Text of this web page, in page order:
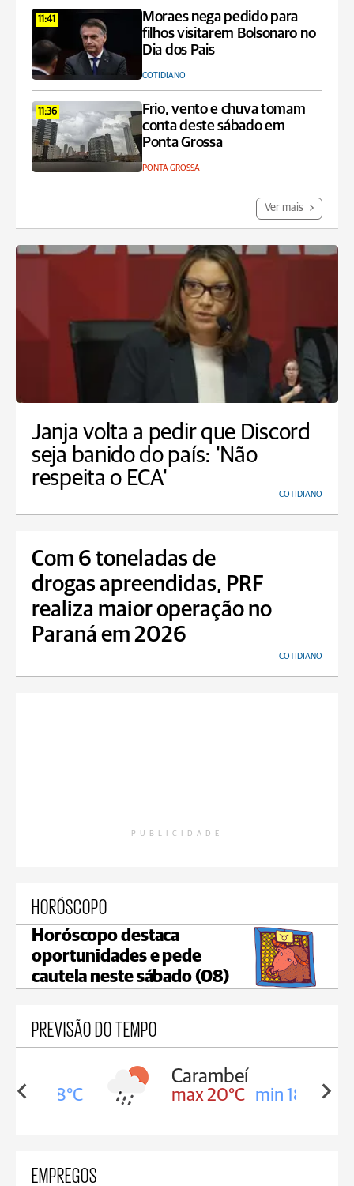
11:41
Moraes nega pedido para
filhos visitarem Bolsonaro no
Dia dos Pais
COTIDIANO
11:36
Frio, vento e chuva tomam
conta deste sábado em
Ponta Grossa
PONTA GROSSA
Ver mais
Janja volta a pedir que Discord
seja banido do país: 'Não
respeita o ECA'
COTIDIANO
Com 6 toneladas de
drogas apreendidas, PRF
realiza maior operação no
Paraná em 2026
COTIDIANO
PUBLICIDADE
HORÓSCOPO
Horóscopo destaca
oportunidades e pede
cautela neste sábado (08)
PREVISÃO DO TEMPO
18°C
Carambeí
max 20°C min 18°C
EMPREGOS